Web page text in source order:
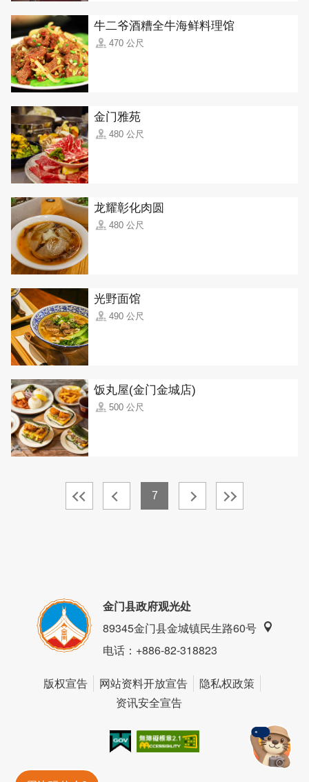
牛二爷酒糟全牛海鲜料理馆
470 公尺
金门雅苑
480 公尺
龙耀彰化肉圆
480 公尺
光野面馆
490 公尺
饭丸屋(金门金城店)
500 公尺
7
金门县政府观光处
89345金门县金城镇民生路60号
电话：+886-82-318823
版权宣告 网站资料开放宣告
隐私权政策
资讯安全宣告